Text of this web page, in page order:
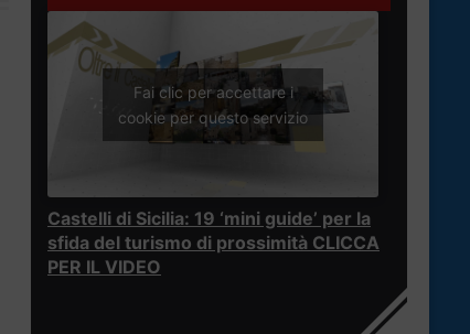
Fai clic per accettare i
cookie per questo servizio
Castelli di Sicilia: 19 ‘mini guide’ per la
sfida del turismo di prossimità CLICCA
PER IL VIDEO